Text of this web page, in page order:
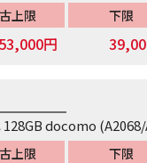
上限
53,000円
下限
docomo
上限 下限